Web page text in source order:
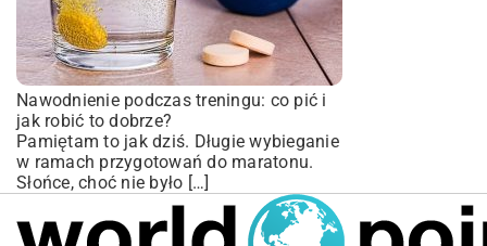
Nawodnienie podczas treningu: co pić i
jak robić to dobrze?
Pamiętam to jak dziś. Długie wybieganie
w ramach przygotowań do maratonu.
Słońce, choć nie było […]